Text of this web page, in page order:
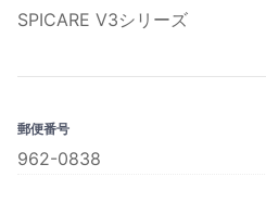
SPICARE V3シリーズ
郵便番号
962-0838